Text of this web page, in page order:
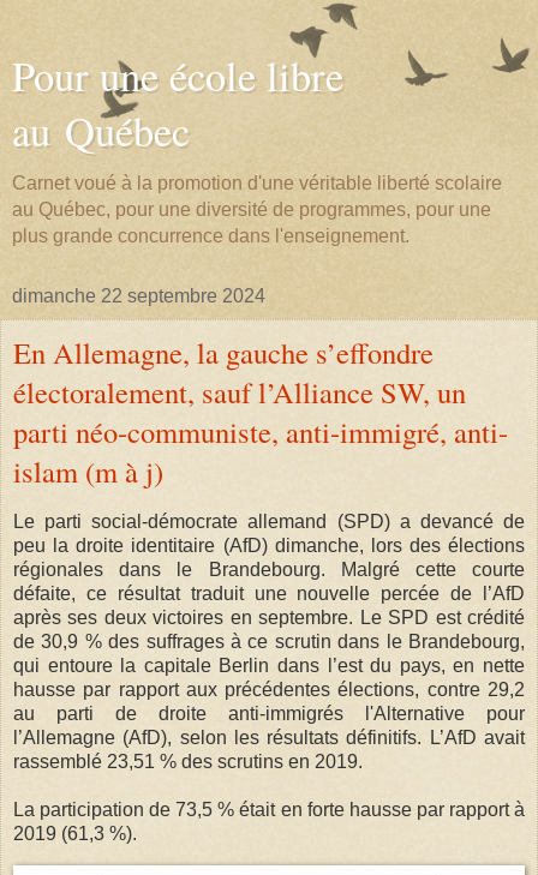
Pour une école libre
au Québec
Carnet voué à la promotion d'une véritable liberté scolaire
au Québec, pour une diversité de programmes, pour une
plus grande concurrence dans l'enseignement.
dimanche 22 septembre 2024
En Allemagne, la gauche s’effondre
électoralement, sauf l’Alliance SW, un
parti néo-communiste, anti-immigré, anti-
islam (m à j)
Le parti social-démocrate allemand (SPD) a devancé de
peu la droite identitaire (AfD) dimanche, lors des élections
régionales dans le Brandebourg. Malgré cette courte
défaite, ce résultat traduit une nouvelle percée de l’AfD
après ses deux victoires en septembre. Le SPD est crédité
de 30,9 % des suffrages à ce scrutin dans le Brandebourg,
qui entoure la capitale Berlin dans l’est du pays, en nette
hausse par rapport aux précédentes élections, contre 29,2
au parti de droite anti-immigrés l'Alternative pour
l’Allemagne (AfD), selon les résultats définitifs. L’AfD avait
rassemblé 23,51 % des scrutins en 2019.
La participation de 73,5 % était en forte hausse par rapport à
2019 (61,3 %).